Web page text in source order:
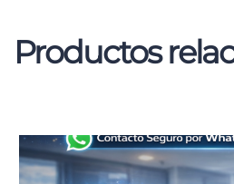
Productos